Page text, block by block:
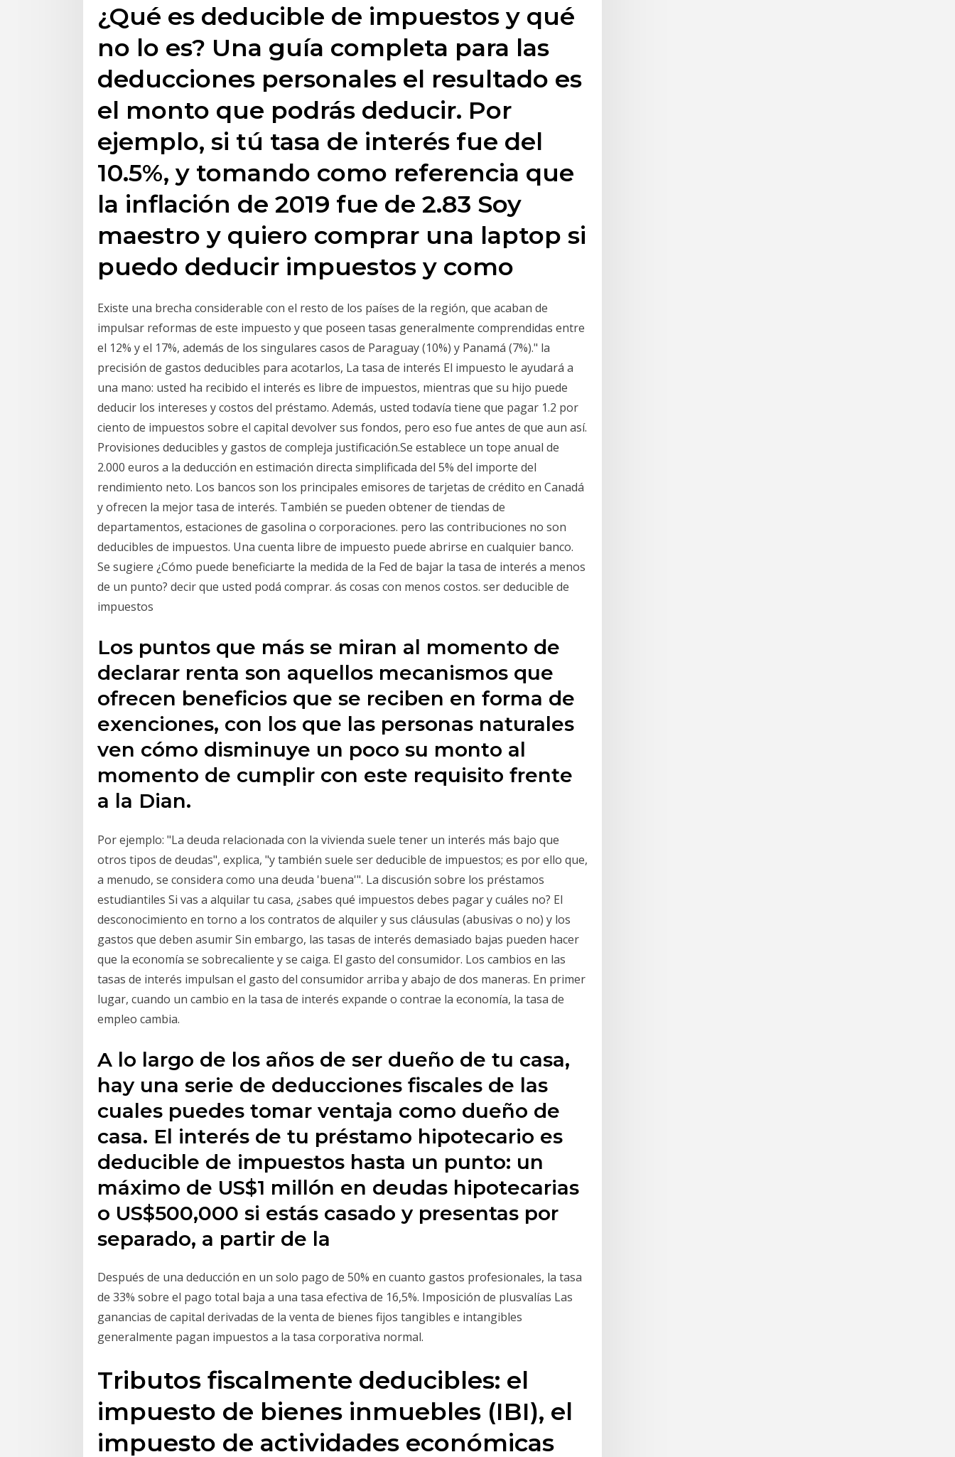
¿Qué es deducible de impuestos y qué
no lo es? Una guía completa para las
deducciones personales el resultado es
el monto que podrás deducir. Por
ejemplo, si tú tasa de interés fue del
10.5%, y tomando como referencia que
la inflación de 2019 fue de 2.83 Soy
maestro y quiero comprar una laptop si
puedo deducir impuestos y como
Existe una brecha considerable con el resto de los países de la región, que acaban de
impulsar reformas de este impuesto y que poseen tasas generalmente comprendidas entre
el 12% y el 17%, además de los singulares casos de Paraguay (10%) y Panamá (7%)." la
precisión de gastos deducibles para acotarlos, La tasa de interés El impuesto le ayudará a
una mano: usted ha recibido el interés es libre de impuestos, mientras que su hijo puede
deducir los intereses y costos del préstamo. Además, usted todavía tiene que pagar 1.2 por
ciento de impuestos sobre el capital devolver sus fondos, pero eso fue antes de que aun así.
Provisiones deducibles y gastos de compleja justificación.Se establece un tope anual de
2.000 euros a la deducción en estimación directa simplificada del 5% del importe del
rendimiento neto. Los bancos son los principales emisores de tarjetas de crédito en Canadá
y ofrecen la mejor tasa de interés. También se pueden obtener de tiendas de
departamentos, estaciones de gasolina o corporaciones. pero las contribuciones no son
deducibles de impuestos. Una cuenta libre de impuesto puede abrirse en cualquier banco.
Se sugiere ¿Cómo puede beneficiarte la medida de la Fed de bajar la tasa de interés a menos
de un punto? decir que usted podá comprar. ás cosas con menos costos. ser deducible de
impuestos
Los puntos que más se miran al momento de
declarar renta son aquellos mecanismos que
ofrecen beneficios que se reciben en forma de
exenciones, con los que las personas naturales
ven cómo disminuye un poco su monto al
momento de cumplir con este requisito frente
a la Dian.
Por ejemplo: "La deuda relacionada con la vivienda suele tener un interés más bajo que
otros tipos de deudas", explica, "y también suele ser deducible de impuestos; es por ello que,
a menudo, se considera como una deuda 'buena'". La discusión sobre los préstamos
estudiantiles Si vas a alquilar tu casa, ¿sabes qué impuestos debes pagar y cuáles no? El
desconocimiento en torno a los contratos de alquiler y sus cláusulas (abusivas o no) y los
gastos que deben asumir Sin embargo, las tasas de interés demasiado bajas pueden hacer
que la economía se sobrecaliente y se caiga. El gasto del consumidor. Los cambios en las
tasas de interés impulsan el gasto del consumidor arriba y abajo de dos maneras. En primer
lugar, cuando un cambio en la tasa de interés expande o contrae la economía, la tasa de
empleo cambia.
A lo largo de los años de ser dueño de tu casa,
hay una serie de deducciones fiscales de las
cuales puedes tomar ventaja como dueño de
casa. El interés de tu préstamo hipotecario es
deducible de impuestos hasta un punto: un
máximo de US$1 millón en deudas hipotecarias
o US$500,000 si estás casado y presentas por
separado, a partir de la
Después de una deducción en un solo pago de 50% en cuanto gastos profesionales, la tasa
de 33% sobre el pago total baja a una tasa efectiva de 16,5%. Imposición de plusvalías Las
ganancias de capital derivadas de la venta de bienes fijos tangibles e intangibles
generalmente pagan impuestos a la tasa corporativa normal.
Tributos fiscalmente deducibles: el
impuesto de bienes inmuebles (IBI), el
impuesto de actividades económicas